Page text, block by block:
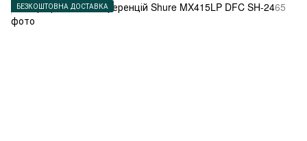
БЕЗКОШТОВНА ДОСТАВКА